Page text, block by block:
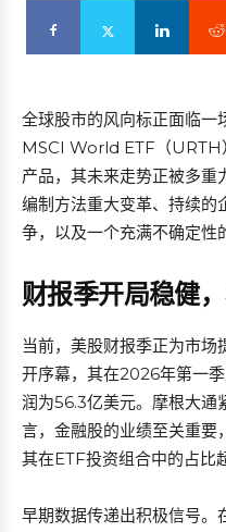
全球股市的风向标正面临
MSCI World ETF（URTH
产品，其未来走势正被多重
编制方法重大变革、持续的
争，以及一个充满不确定性
财报季开局稳健
当前，美股财报季正为市场
开序幕，其在2026年第一
润为56.3亿美元。摩根大
言，金融股的业绩至关重要
其在ETF投资组合中的占比
早期数据传递出积极信号